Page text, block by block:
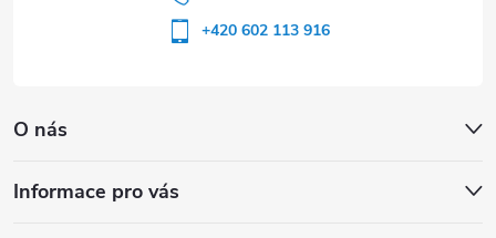
O nás
Informace pro vás
+420 602 113 916